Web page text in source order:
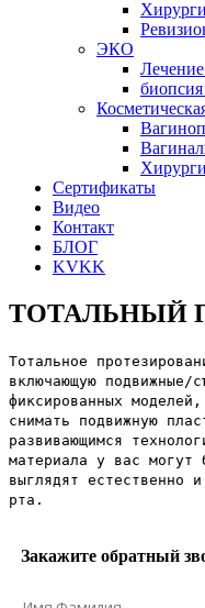
ЭКО
Сертификаты
Видео
Контакт
БЛОГ
KVKK
ТОТАЛЬНЫЙ
Тотальное
включающую подвижные/
фиксированных
снимать подвижную
развивающимся
материала у вас могут
выглядят естественно
рта.
Закажите обратный